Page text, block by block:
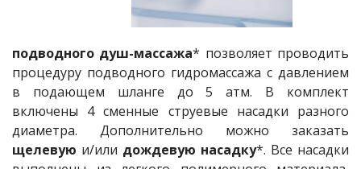
подводного душ-массажа* позволяет проводить
процедуру подводного гидромассажа с давлением
в подающем шланге до 5 атм. В комплект
включены 4 сменные струевые насадки разного
диаметра. Дополнительно можно заказать
щелевую и/или дождевую насадку*. Все насадки